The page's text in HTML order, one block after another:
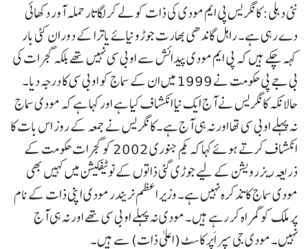
نئی دہلی: کانگریس پی ایم مودی کی ذات کو لے کر لگاتار حملہ آور دکھائی
دے رہی ہے۔ راہل گاندھی بھارت جوڑو نیائے یاترا کے دوران کئی بار
کہہ چکے ہیں کہ پی ایم مودی پیدائش سے او بی سی نہیں تھے بلکہ گجرات کی
بی جے پی حکومت نے 1999 میں ان کے سماج کو او بی سی کا درجہ دیا۔
حالانکہ کانگریس نے آج ایک نیا انکشاف کیا ہے اور کہا ہے کہ مودی سماج
نہ پہلے او بی سی تھا اور نہ ہی آج ہے۔کانگریس نے جمعہ کے روز اس بات کا
انکشاف کرتے ہوئے کہا کہ یکم جنوری 2002 کو گجرات حکومت کے
ذریعہ ریزرویشن کے لیے جوڑی گئی ذاتوں کے نوٹیفکیشن میں کہیں بھی
مودی سماج کا تذکرہ نہیں ہے۔ وزیر اعظم نریندر مودی اپنی ذات کے نام
پر ملک کو گمراہ کر رہے ہیں۔ مودی نہ پہلے او بی سی تھے اور نہ ہی آج
نہیں۔ مودی جی سپر اَپر کاسٹ (اعلیٰ ذات) سے ہیں۔